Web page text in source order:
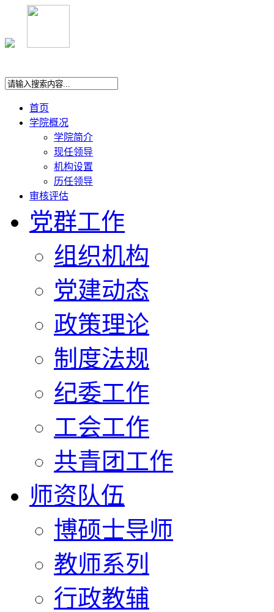
首页
学院概况
学院简介
现任领导
机构设置
历任领导
审核评估
党群工作
组织机构
党建动态
政策理论
制度法规
纪委工作
工会工作
共青团工作
师资队伍
博硕士导师
教师系列
行政教辅